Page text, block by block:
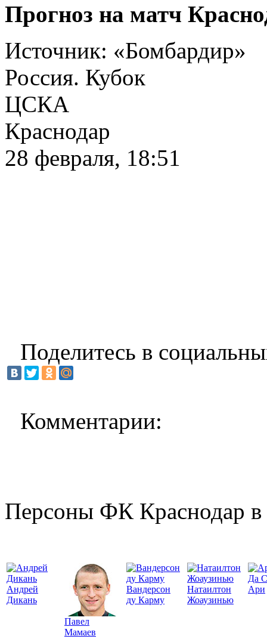
Прогноз на матч
Источник: «Бомбардир»
Россия. Кубок
ЦСКА
Краснодар
28 февраля, 18:51
Поделитесь в
Комментарии:
Персоны ФК Краснодар в
Андрей
Дикань
Павел
Мамаев
Вандерсон
ду Карму
Натаилтон
Жоаузинью
Да
Ари